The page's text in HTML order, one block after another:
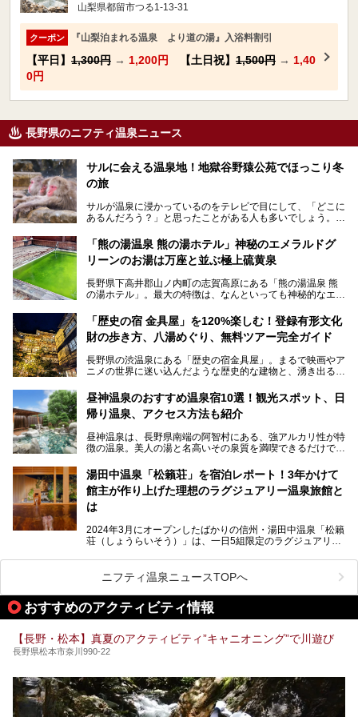
山梨県都留市つる1-13-31
クーポン 『山梨泊まれる温泉 より道の湯』入浴料割引
【平日】 1,300円 → 1,200円 【土日祝】 1,500円 → 1,40
0円
長野県のニフティ温泉ニュース
サルに会える温泉地！地獄谷野猿公苑でほっこり冬
の旅
サルが温泉に浸かっているのをテレビで目にして、「どこに
あるんだろう？」と思ったことがある人も多いでしょう。
この微笑ましい光景は、長野県にある「地獄谷野猿公苑」で
見られるもので、野生のサルが雪景色の中で温泉に浸かる姿
を間近で観察できます。
本記事では、地獄谷野猿公苑の魅力や見どころ、サルと温泉
との関係性、地獄谷周辺の観光スポットについて紹介しま
ので、野生のサルを観察する貴重な自然体験と温泉をあわせ
て楽しみたい人は、ぜひ参考にしてください。
「熊の湯温泉 熊の湯ホテル」神秘のエメラルドグ
リーンのお湯は万座と並ぶ極上硫黄泉
長野県下高井郡山ノ内町の志賀高原にある「熊の湯温泉 熊
の湯ホテル」。最大の特徴は、なんといっても神秘的なエメ
リピートするファンも多い温泉です。冬はスキーと一緒に楽
しみたい極上の温泉を紹介します。
「歴史の宿 金具屋」を120%楽しむ！登録有形文化
財の歩き方、八湯めぐり、無料ツアー完全ガイド
長野県の渋温泉にある「歴史の宿金具屋」。まるで映画やア
ニメの世界に迷い込んだような歴史的な建物と、湧き出る温
を隅々まで楽しみたいですよね。この記事では、金具屋での
滞在を最高の思い出にするための「楽しみ方」を徹底的にご
紹介します！
昼神温泉のおすすめ温泉宿10選！観光スポット、日
帰り温泉、アクセス方法も紹介
昼神温泉は、長野県南端の阿智村にある、強アルカリ性が特
徴の温泉。美人の湯と名高いその泉質を満喫できるだけでな
昼神温泉では、朝市などの観光スポットや、信州名物のおや
きを楽しめるグルメスポットなど、観光を楽しむにはぴった
りの場所が豊富にあります。
この記事では、昼神温泉での滞在を充実させる宿泊施設や日
帰り温泉、見どころ満載の観光・グルメスポットに加え、ア
クセス方法も順に紹介します。
湯田中温泉「松籟荘」を宿泊レポート！3年かけて
館主が作り上げた理想のラグジュアリー温泉旅館と
は
2024年3月にオープンしたばかりの信州・湯田中温泉「松籟
荘（しょうらいそう）」は、一日5組限定のラグジュアリー
ライベートに楽しめる非日常感が味わえます。また宿泊者は
道向かいの「よろづや」の大浴場「桃山風呂」や共同浴場の
「湯田中大湯」も利用ができます。
極上のお湯に浸り上質なお料理に舌鼓、特別な日に泊まりた
い湯田中温泉「松籟荘」を、実際に宿泊した目線で紹介しま
ニフティ温泉ニュースTOPへ
おすすめのアクティビティ情報
【長野・松本】真夏のアクティビティ”キャニオニング”で川遊び
長野県松本市奈川990-22